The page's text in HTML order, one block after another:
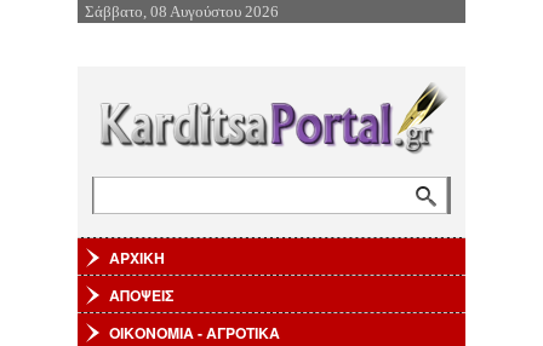
Επιστροφή στην Πλοήγηση
Σάββατο, 08 Αυγούστου 2026
ΑΡΧΙΚΗ
ΑΠΟΨΕΙΣ
ΟΙΚΟΝΟΜΙΑ - ΑΓΡΟΤΙΚΑ